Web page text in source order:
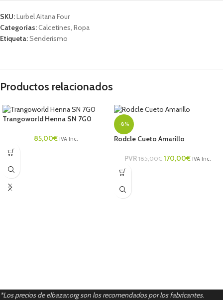
SKU:Lurbel Aitana Four
Categorías:Calcetines, Ropa
Etiqueta:Senderismo
Productos relacionados
Trangoworld Henna SN 7G0
85,00€ IVA Inc.
-8%
Rodcle Cueto Amarillo
PVR 185,00€ 170,00€ IVA Inc.
*Los precios de elbazar.org son los recomendados por los fabricantes.